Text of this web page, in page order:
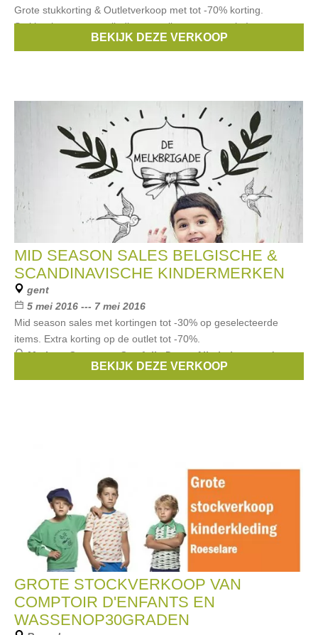
Grote stukkorting & Outletverkoop met tot -70% korting.
Stukkorting op ons volledig magazijn zomer + outlet!
Mim-Pi,Someone,Smafolk,Duns
BEKIJK DEZE VERKOOP
MID SEASON SALES BELGISCHE &
SCANDINAVISCHE KINDERMERKEN
gent
5 mei 2016 --- 7 mei 2016
Mid season sales met kortingen tot -30% op geselecteerde
items. Extra korting op de outlet tot -70%.
Merken:Someone,Smafolk,Duns,Albababy,mundo
BEKIJK DEZE VERKOOP
GROTE STOCKVERKOOP VAN
COMPTOIR D'ENFANTS EN
WASSENOP30GRADEN